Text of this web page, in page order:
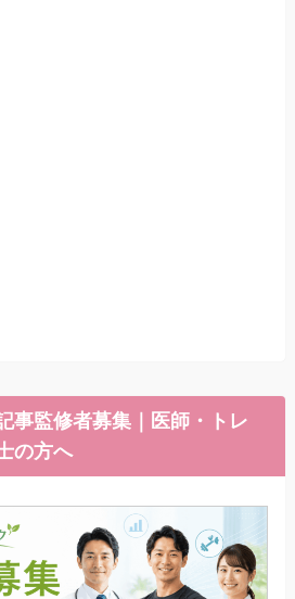
事監修者募集｜医師・トレ
の方へ